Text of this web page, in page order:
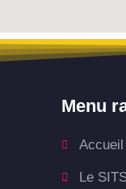
Menu
Accueil
Le